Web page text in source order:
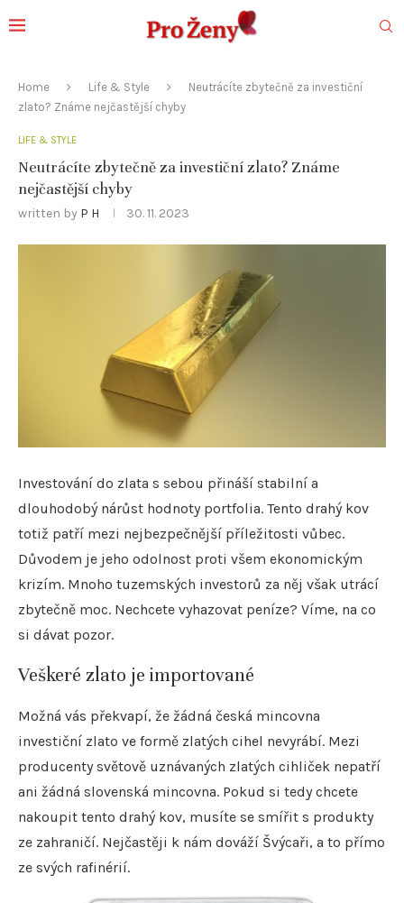
Home Life & Style
Neutrácíte zbytečně za investiční
zlato? Známe nejčastější chyby
LIFE & STYLE
Neutrácíte zbytečně za investiční zlato? Známe
nejčastější chyby
written by P H 30. 11. 2023
Investování do zlata s sebou přináší stabilní a
dlouhodobý nárůst hodnoty portfolia. Tento drahý kov
totiž patří mezi nejbezpečnější příležitosti vůbec.
Důvodem je jeho odolnost proti všem ekonomickým
krizím. Mnoho tuzemských investorů za něj však utrácí
zbytečně moc. Nechcete vyhazovat peníze? Víme, na co
si dávat pozor.
Veškeré zlato je importované
Možná vás překvapí, že žádná česká mincovna
investiční zlato ve formě zlatých cihel nevyrábí. Mezi
producenty světově uznávaných zlatých cihliček nepatří
ani žádná slovenská mincovna. Pokud si tedy chcete
nakoupit tento drahý kov, musíte se smířit s produkty
ze zahraničí. Nejčastěji k nám dováží Švýcaři, a to přímo
ze svých rafinérií.